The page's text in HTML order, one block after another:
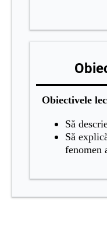
Obiectivele
Să
Să
fenomen